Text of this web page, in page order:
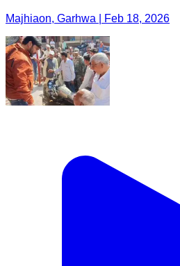
Majhiaon, Garhwa | Feb 18, 2026